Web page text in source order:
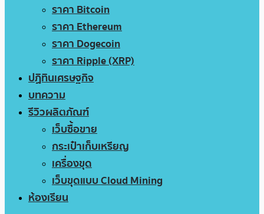
ราคา Bitcoin
ราคา Ethereum
ราคา Dogecoin
ราคา Ripple (XRP)
ปฏิทินเศรษฐกิจ
บทความ
รีวิวผลิตภัณฑ์
เว็บซื้อขาย
กระเป๋าเก็บเหรียญ
เครื่องขุด
เว็บขุดแบบ Cloud Mining
ห้องเรียน